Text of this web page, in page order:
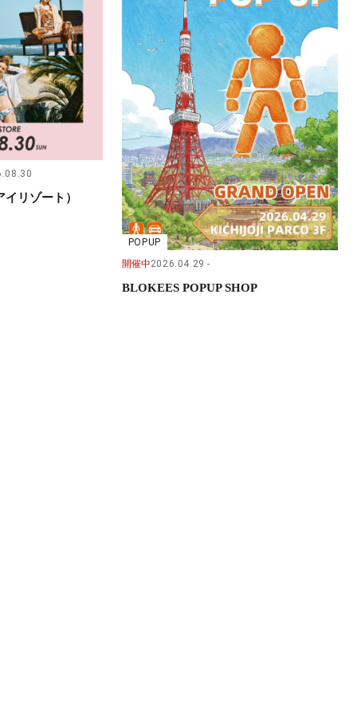
リゾート）
POPUP
開催中2026.04.29
BLOKEES POPUP SHOP